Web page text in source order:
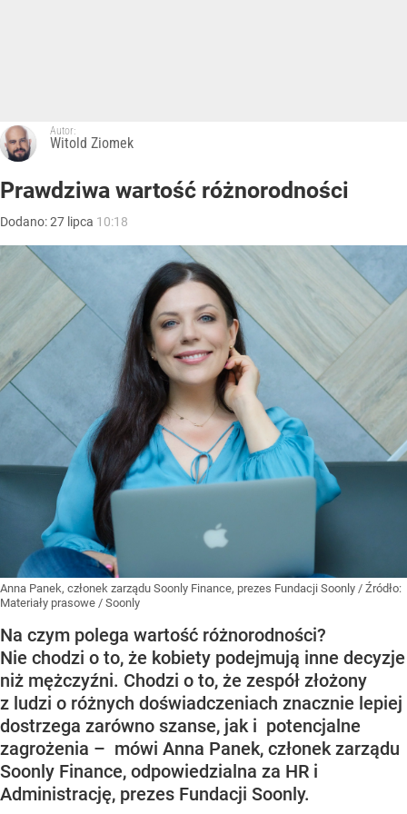
Autor:
Witold Ziomek
Prawdziwa wartość różnorodności
Dodano:27 lipca 10:18
Anna Panek, członek zarządu Soonly Finance, prezes Fundacji Soonly / Źródło:
Materiały prasowe / Soonly
Na czym polega wartość różnorodności?
Nie chodzi o to, że kobiety podejmują inne decyzje
niż mężczyźni. Chodzi o to, że zespół złożony
z ludzi o różnych doświadczeniach znacznie lepiej
dostrzega zarówno szanse, jak i potencjalne
zagrożenia – mówi Anna Panek, członek zarządu
Soonly Finance, odpowiedzialna za HR i
Administrację, prezes Fundacji Soonly.